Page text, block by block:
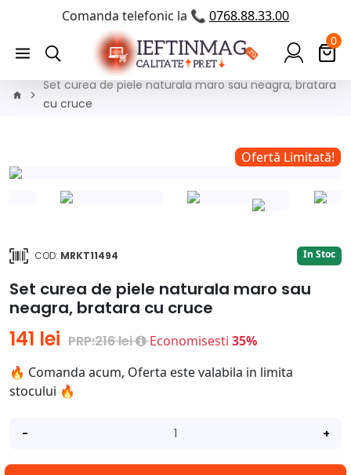
Comanda telefonic la 📞 0768.88.33.00
0
Set curea de piele naturala maro sau neagra, bratara
cu cruce
Ofertă Limitată!
COD: MRKT11494 In Stoc
Set curea de piele naturala maro sau
neagra, bratara cu cruce
141 lei PRP:216 lei Economisesti 35%
🔥 Comanda acum, Oferta este valabila in limita
stocului 🔥
- +